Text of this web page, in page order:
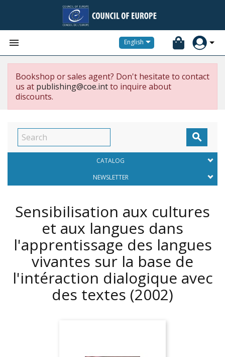
 English
Bookshop or sales agent? Don't hesitate to contact
us at publishing@coe.intto inquire about
discounts.

CATALOG
NEWSLETTER
Sensibilisation aux cultures
et aux langues dans
l'apprentissage des langues
vivantes sur la base de
l'intéraction dialogique avec
des textes (2002)